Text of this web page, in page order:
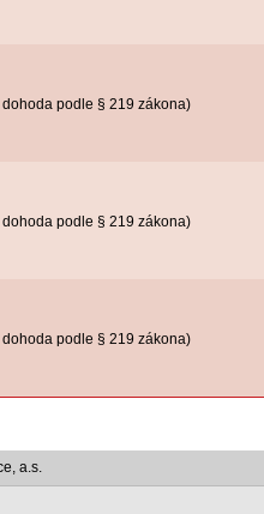
podle § 219 zákona)
podle § 219 zákona)
podle § 219 zákona)
a.s.